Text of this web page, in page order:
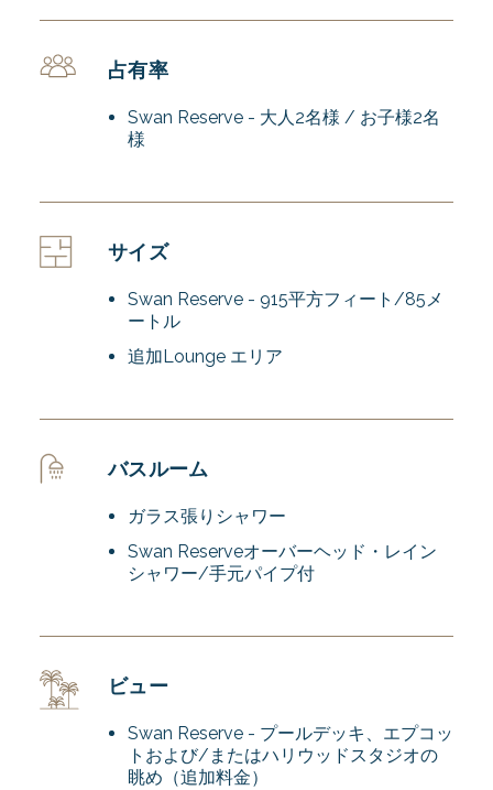
占有率
Swan Reserve - 大人2名様 / お子様2名
様
サイズ
Swan Reserve - 915平方フィート/85メ
ートル
追加Lounge エリア
バスルーム
ガラス張りシャワー
Swan Reserveオーバーヘッド・レイン
シャワー/手元パイプ付
ビュー
Swan Reserve - プールデッキ、エプコッ
トおよび/またはハリウッドスタジオの
眺め（追加料金）